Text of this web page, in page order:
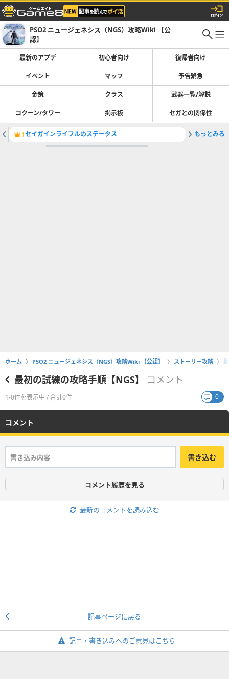
PSO2 ニュージェネシス（NGS）攻略Wiki 【公
認】
最新のアプデ 初心者向け 復帰者向け
イベント マップ 予告緊急
金策 クラス 武器一覧/解説
コクーン/タワー 掲示板 セガとの関係性
1セイガインライフルのステータス 2ウェイ
もっとみる
ホーム PSO2 ニュージェネシス（NGS）攻略Wiki 【公認】 ストーリー攻略
最初の試練の攻略手順【NGS】 コメント
1-0件を表示中 / 合計0件 0
コメント
書き込む
コメント履歴を見る
最新のコメントを読み込む
記事ページに戻る
記事・書き込みへのご意見はこちら